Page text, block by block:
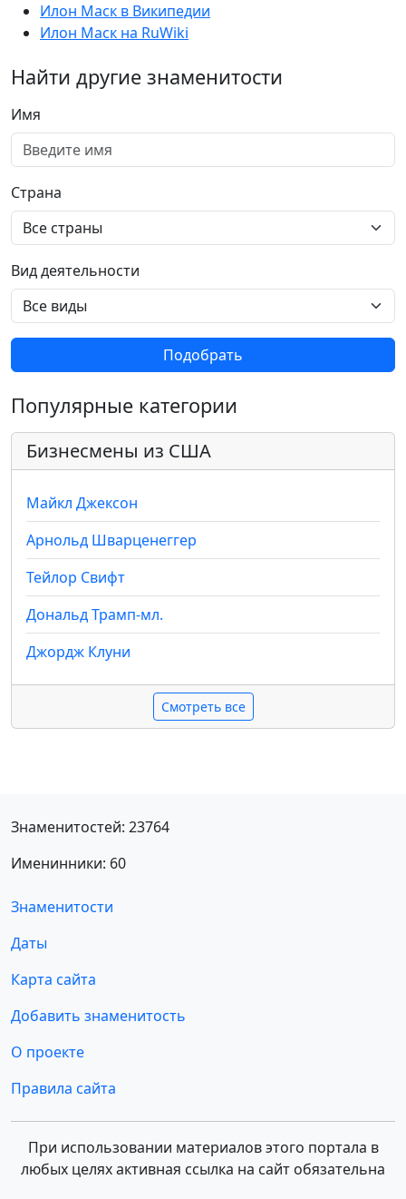
Илон Маск в Википедии
Илон Маск на RuWiki
Найти другие знаменитости
Имя
Страна
Вид деятельности
Подобрать
Популярные категории
Бизнесмены из США
Майкл Джексон
Арнольд Шварценеггер
Тейлор Свифт
Дональд Трамп-мл.
Джордж Клуни
Смотреть все
Знаменитостей: 23764
Именинники: 60
Знаменитости
Даты
Карта сайта
Добавить знаменитость
О проекте
Правила сайта
При использовании материалов этого портала в
любых целях активная ссылка на сайт обязательна